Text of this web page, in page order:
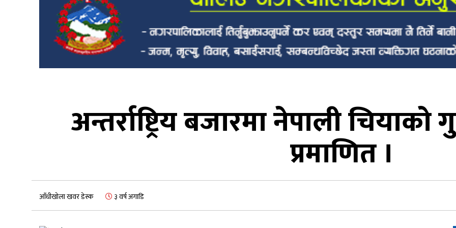
अन्तर्राष्ट्रिय बजारमा नेपाली चियाको
प्रमाणित ।
आँधीखोला खवर डेस्क ३ वर्ष अगाडि